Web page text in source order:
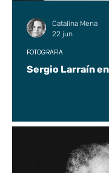
Sergio Larraín
FOTOGRAFÍA
Catalina Mena
22 jun